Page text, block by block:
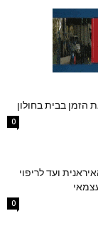
הזמן בבית בחולון
0
ועד לריפוי
0